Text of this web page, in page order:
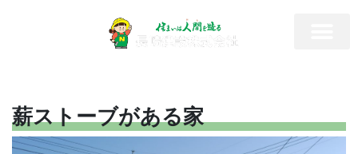
薪ストーブがある家